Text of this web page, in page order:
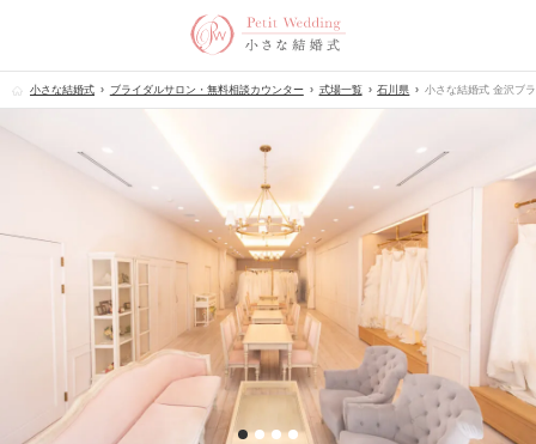
小さな結婚式 ブライダルサロン・無料相談カウンター 式場一覧 石川県 小さな結婚式 金沢ブ